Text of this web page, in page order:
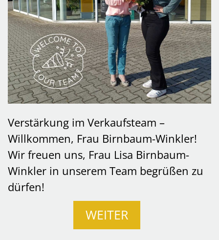
Verstärkung im Verkaufsteam –
Willkommen, Frau Birnbaum-Winkler!
Wir freuen uns, Frau Lisa Birnbaum-
Winkler in unserem Team begrüßen zu
dürfen!
WEITER